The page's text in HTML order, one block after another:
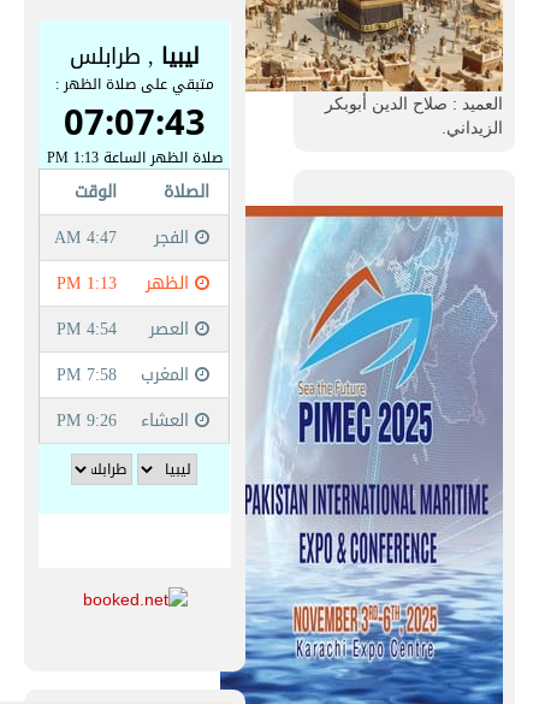
العميد : صلاح الدين أبوبكر
الزيداني.